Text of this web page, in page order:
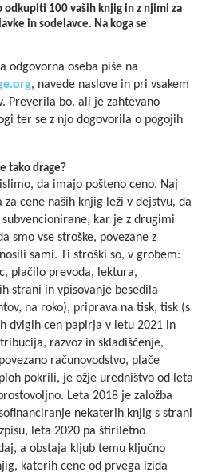
odkupiti 100 vaših knjig in z njimi za
in sodelavce. Na koga se
odgovorna oseba piše na
, navede naslove in pri vsakem
Preverila bo, ali je zahtevano
ter se z njo dogovorila o pogojih
tako drage?
da imajo pošteno ceno. Naj
cene naših knjig leži v dejstvu, da
kar je z drugimi
smo vse stroške, povezane z
sami. Ti stroški so, v grobem:
plačilo prevoda, lektura,
strani in vpisovanje besedila
na roko), priprava na tisk, tisk (s
dvigih cen papirja v letu 2021 in
razvoz in skladiščenje,
računovodstvo, plače
pokrili, je ožje uredništvo od leta
Leta 2018 je založba
nekaterih knjig s strani
leta 2020 pa štiriletno
a obstaja kljub temu ključno
katerih cene od prvega izida